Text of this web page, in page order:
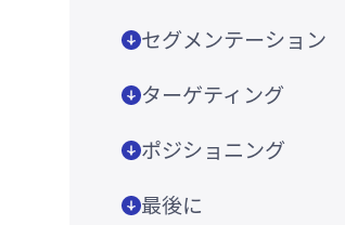
セグメンテーション
ターゲティング
ポジショニング
最後に